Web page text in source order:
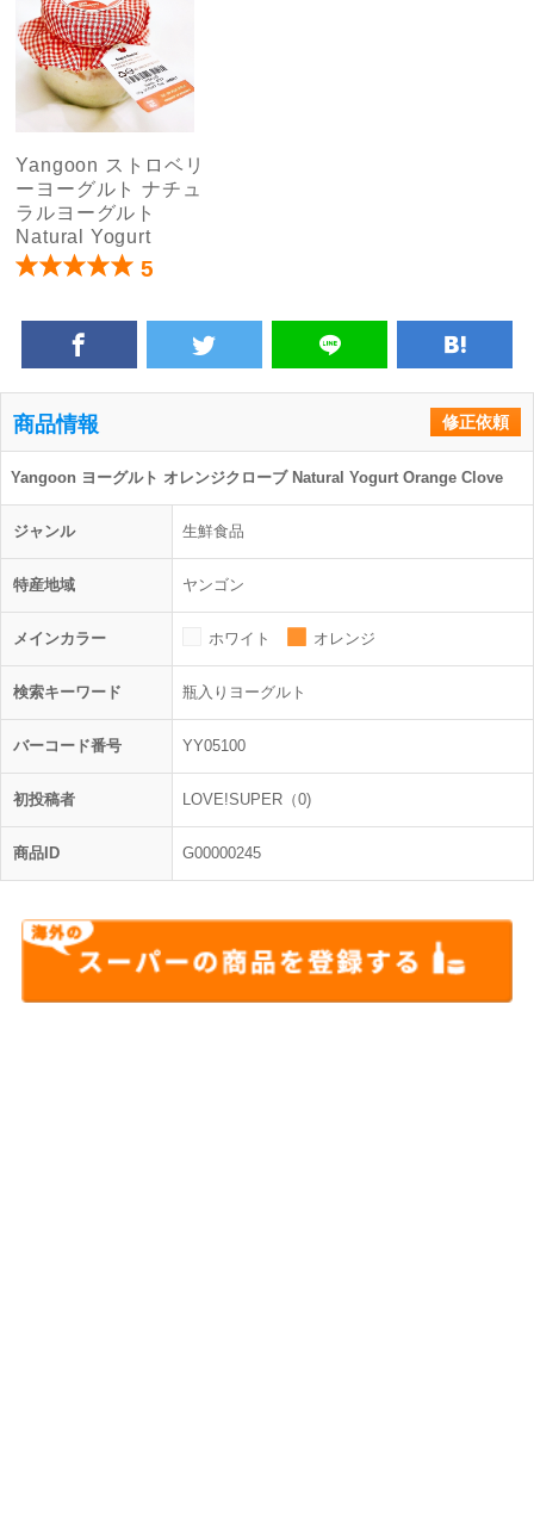
Yangoon ストロベリ
ーヨーグルト ナチュ
ラルヨーグルト
Natural Yogurt
5
商品情報 修正依頼
Yangoon ヨーグルト オレンジクローブ Natural Yogurt Orange Clove
ジャンル 生鮮食品
特産地域 ヤンゴン
メインカラー ホワイト オレンジ
検索キーワード 瓶入りヨーグルト
バーコード番号 YY05100
初投稿者 LOVE!SUPER（0)
商品ID G00000245